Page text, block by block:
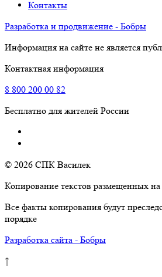
Контакты
Разработка и продвижение - Бобры
Информация на сайте не является
Контактная информация
8 800 200 00 82
Бесплатно для жителей России
© 2026 СПК Василек
Копирование текстов размещенных на
Все факты копирования будут
порядке
Разработка сайта - Бобры
↑